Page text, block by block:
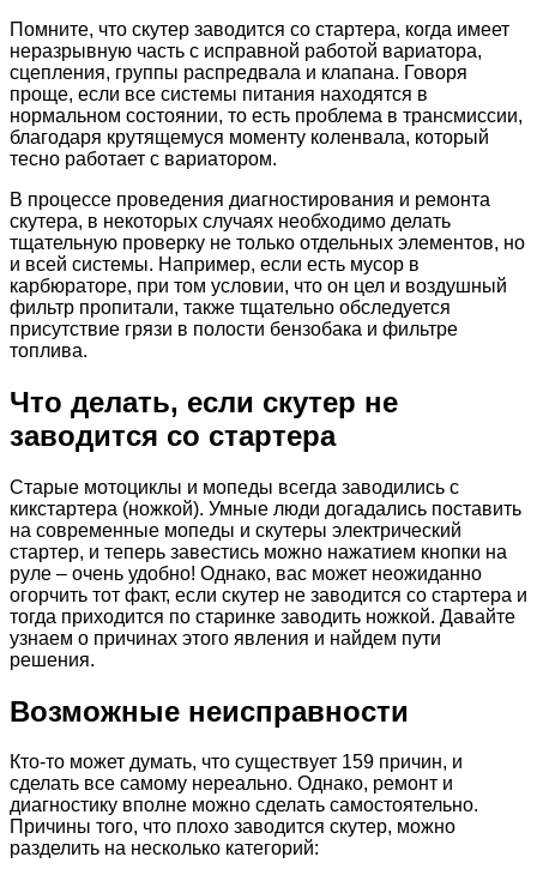
Помните, что скутер заводится со стартера, когда имеет
неразрывную часть с исправной работой вариатора,
сцепления, группы распредвала и клапана. Говоря
проще, если все системы питания находятся в
нормальном состоянии, то есть проблема в трансмиссии,
благодаря крутящемуся моменту коленвала, который
тесно работает с вариатором.
В процессе проведения диагностирования и ремонта
скутера, в некоторых случаях необходимо делать
тщательную проверку не только отдельных элементов, но
и всей системы. Например, если есть мусор в
карбюраторе, при том условии, что он цел и воздушный
фильтр пропитали, также тщательно обследуется
присутствие грязи в полости бензобака и фильтре
топлива.
Что делать, если скутер не
заводится со стартера
Старые мотоциклы и мопеды всегда заводились с
кикстартера (ножкой). Умные люди догадались поставить
на современные мопеды и скутеры электрический
стартер, и теперь завестись можно нажатием кнопки на
руле – очень удобно! Однако, вас может неожиданно
огорчить тот факт, если скутер не заводится со стартера и
тогда приходится по старинке заводить ножкой. Давайте
узнаем о причинах этого явления и найдем пути
решения.
Возможные неисправности
Кто-то может думать, что существует 159 причин, и
сделать все самому нереально. Однако, ремонт и
диагностику вполне можно сделать самостоятельно.
Причины того, что плохо заводится скутер, можно
разделить на несколько категорий: